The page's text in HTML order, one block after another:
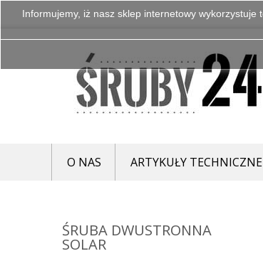
O NAS ARTYKUŁY TECHNICZNE
ŚRUBA DWUSTRONNA
SOLAR
Informujemy, iż nasz sklep internetowy